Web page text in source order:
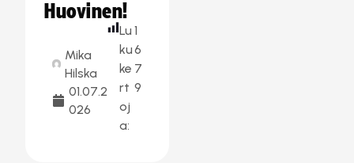
Huovinen!
Mika
Hilska
01.07.2
026
Lu
ku
ke
rt
oj
a:
1
6
7
9